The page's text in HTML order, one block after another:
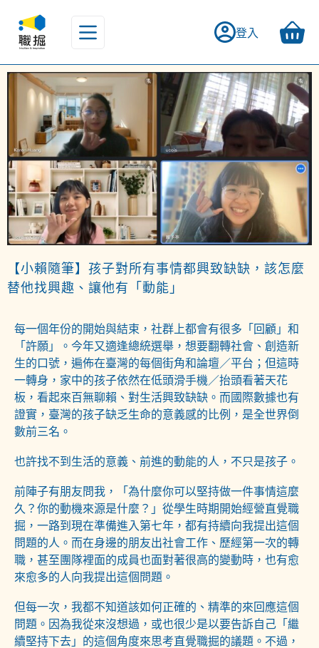
登入
【小賴隨筆】孩子對所有事情都興致缺缺，該怎麼
替他找興趣、讓他有「動能」
每一個年份的開始與結束，社群上都會有很多「回顧」和
「許願」。今年又適逢總統選舉，想要翻轉社會、創造新
生的口號，遍佈在臺灣的每個街角和論壇／平台；但這時
一轉身，家中的孩子依然在低頭滑手機／抬頭看著天花
板，看起來百無聊賴、對生活興致缺缺。而國際數據也有
證實，臺灣的孩子缺乏生命的意義感的比例，是全世界倒
數前三名。
也許找不到生活的意義、前進的動能的人，不只是孩子。
前陣子有朋友問我，「為什麼你可以堅持做一件事情這麼
久？你的動機來源是什麼？」從學生時期開始經營直覺職
掘，一路到現在準備進入第七年，都有持續向我提出這個
問題的人。而在身邊的朋友出社會工作、歷經第一次的轉
職，甚至團隊裡面的成員也面對著很高的變動時，也有愈
來愈多的人向我提出這個問題。
但每一次，我都不知道該如何正確的、精準的來回應這個
問題。因為我從來沒想過，或也很少是以要告訴自己「繼
續堅持下去」的這個角度來思考直覺職掘的議題。不過，